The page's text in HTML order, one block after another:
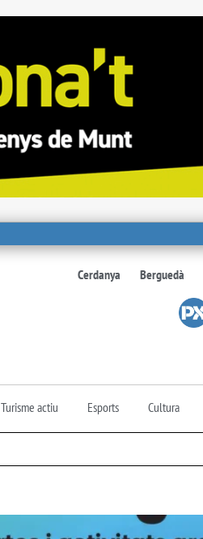
Cerdanya Berguedà
Turisme actiu Esports Cultura